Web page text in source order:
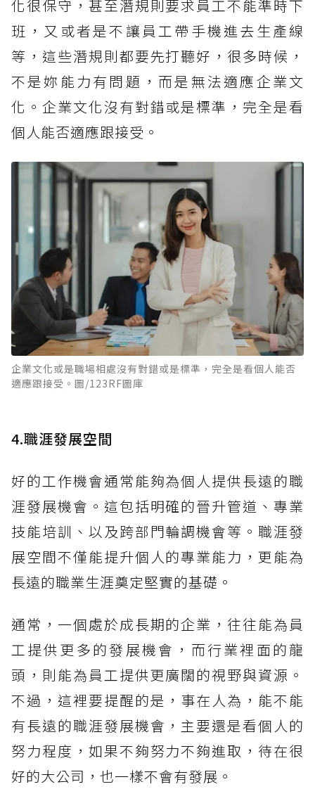
化很保守，甚至潛規則要求員工不能準時下
班，又或者是不讓員工帶手機進去生產線
等，這些潛規則都要先打聽好，很多時候，
不是妳能力有問題，而是無法適應企業文
化。企業文化沒有對錯或是標準，完全是看
個人能否適應跟接受。
企業文化或是職場相處沒有對錯或是標準，完全是看個人能否
適應跟接受。圖/123RF圖庫
4.職涯發展空間
好的工作機會通常能夠為個人提供長遠的職
涯發展機會。這包括明確的晉升管道、專業
技能培訓、以及跨部門輪調機會等。職涯發
展空間不僅能提升個人的專業能力，更能為
長遠的職業生涯奠定堅實的基礎。
通常，一個處於成長期的企業，往往能為員
工提供更多的發展機會，而行業裡面的龍
頭，則能為員工提供更廣闊的視野與資源。
不過，這裡要提醒的是，事在人為，能不能
有長遠的職涯發展機會，主要還是看個人的
努力程度，如果不夠努力不夠進取，待在很
好的大公司，也一樣不會有發展。